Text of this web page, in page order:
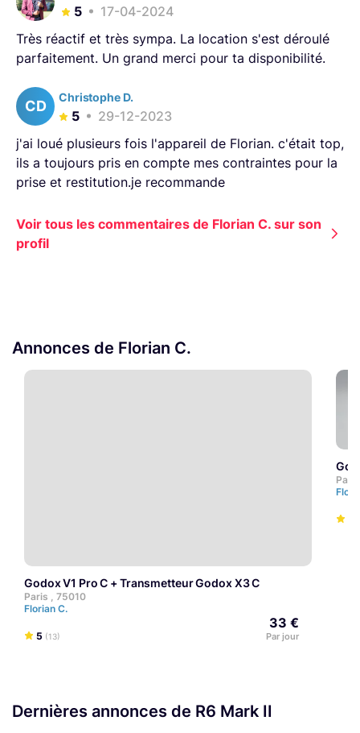
5
17-04-2024
Très réactif et très sympa. La location s'est déroulé
parfaitement. Un grand merci pour ta disponibilité.
CD
Christophe D.
5
29-12-2023
j'ai loué plusieurs fois l'appareil de Florian. c'était top,
ils a toujours pris en compte mes contraintes pour la
prise et restitution.je recommande
Voir tous les commentaires de Florian C. sur son
profil
Annonces de Florian C.
Godox V1 Pro C + Transmetteur Godox X3 C
Paris , 75010
Florian C.
5 (13)
33 €
Par jour
Dernières annonces de R6 Mark II